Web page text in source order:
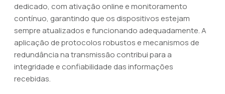
dedicado, com ativação online e monitoramento
contínuo, garantindo que os dispositivos estejam
sempre atualizados e funcionando adequadamente. A
aplicação de protocolos robustos e mecanismos de
redundância na transmissão contribui para a
integridade e confiabilidade das informações
recebidas.